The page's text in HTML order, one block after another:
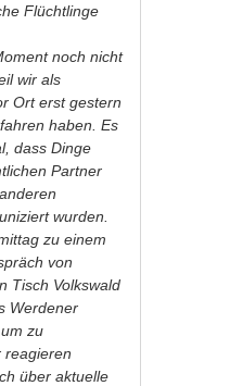
Flüchtlinge
noch nicht
wir als
Ort erst gestern
haben. Es
dass Dinge
Partner
wurden.
zu einem
von
Tisch Volkswald
Werdener
zu
reagieren
über aktuelle